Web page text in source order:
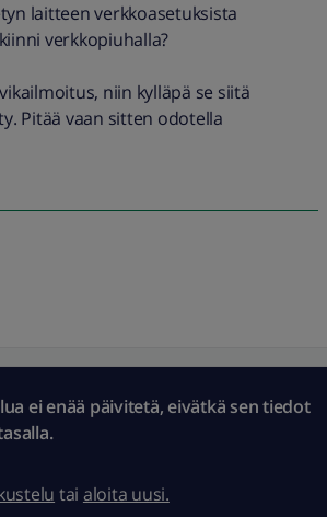
laitteen verkkoasetuksista
verkkopiuhalla?
niin kylläpä se siitä
Pitää vaan sitten odotella
ei enää päivitetä, eivätkä sen tiedot
tai aloita uusi.